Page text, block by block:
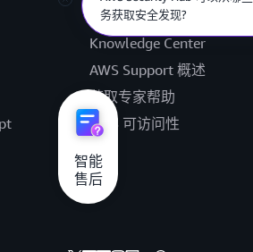
AWS re:Post
Knowledge Center
AWS Support 概述
获取专家帮助
AWS 可访问性
法律
智能
售后